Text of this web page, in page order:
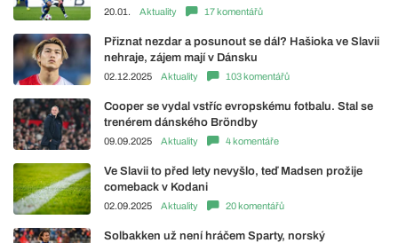
20.01. Aktuality 17 komentářů
Přiznat nezdar a posunout se dál? Hašioka ve Slavii
nehraje, zájem mají v Dánsku
02.12.2025 Aktuality 103 komentářů
Cooper se vydal vstříc evropskému fotbalu. Stal se
trenérem dánského Bröndby
09.09.2025 Aktuality 4 komentáře
Ve Slavii to před lety nevyšlo, teď Madsen prožije
comeback v Kodani
02.09.2025 Aktuality 20 komentářů
Solbakken už není hráčem Sparty, norský